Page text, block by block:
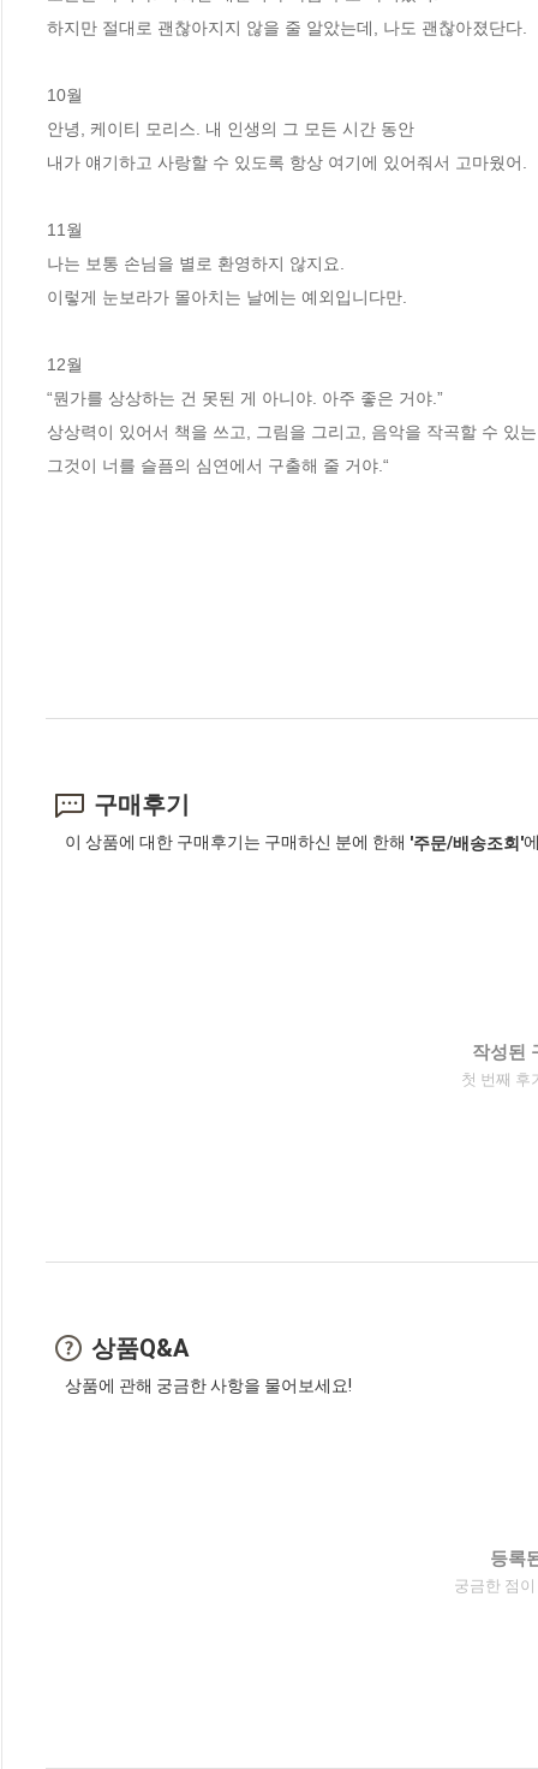
하지만 절대로 괜찮아지지 않을 줄 알았는데, 나도 괜찮아졌단다.
10월
안녕, 케이티 모리스. 내 인생의 그 모든 시간 동안
내가 얘기하고 사랑할 수 있도록 항상 여기에 있어줘서 고마웠어.
11월
나는 보통 손님을 별로 환영하지 않지요.
이렇게 눈보라가 몰아치는 날에는 예외입니다만.
12월
“뭔가를 상상하는 건 못된 게 아니야. 아주 좋은 거야.”
상상력이 있어서 책을 쓰고, 그림을 그리고, 음악을 작곡할 수 있
그것이 너를 슬픔의 심연에서 구출해 줄 거야.“
구매후기
이 상품에 대한 구매후기는 구매하신 분에 한해 '주문/배송조회'
작성된
첫 번째 후
상품Q&A
상품에 관해 궁금한 사항을 물어보세요!
등록
궁금한 점